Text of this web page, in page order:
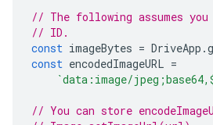
// The following assumes
// ID.
const imageBytes = DriveApp .
const encodedImageURL =
`data:image/jpeg;base64,
// You can store